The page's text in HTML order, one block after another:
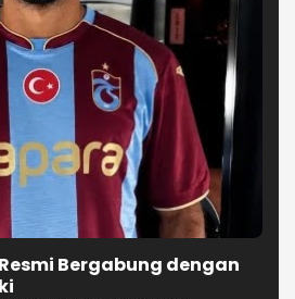
Bergabung dengan